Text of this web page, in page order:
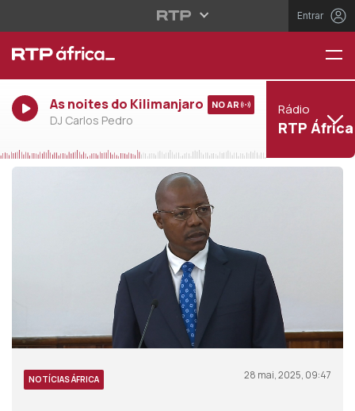
Entrar
As noites do Kilimanjaro
DJ Carlos Pedro
NO AR Rádio
RTP África
NOTÍCIAS ÁFRICA 28 mai, 2025, 09:47